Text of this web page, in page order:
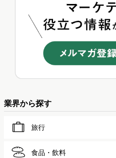
業界から探す
旅行
食品・飲料